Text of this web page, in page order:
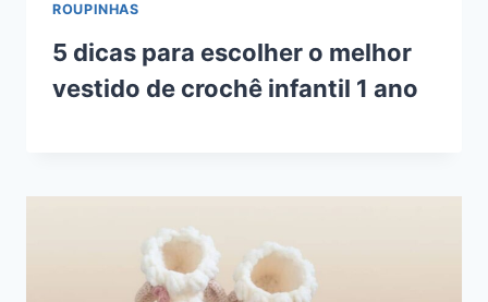
ROUPINHAS
5 dicas para escolher o melhor
vestido de crochê infantil 1 ano